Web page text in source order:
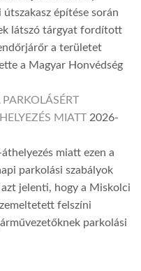
építése során
látszó tárgyat fordított
a területet
a Magyar Honvédség
MIATT 2026-
miatt ezen a
parkolási szabályok
jelenti, hogy a Miskolci
felszíni
parkolási